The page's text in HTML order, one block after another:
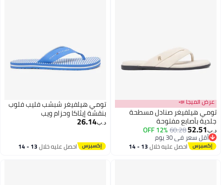
2
عرض الميجا 📣
تومي هيلفيغر صنادل مسطحة
جلدية بأصابع مفتوحة
د.ب‏52.51
60.28
12% OFF
أقل سعر في 30 يوم
أقل سعر في 30 يوماحصل عليه خلال 13 - 14
تومي هيلفيغر شبشب فليب فلوب
بنقشة إيثاكا وحزام ويب
د.ب‏26.14
احصل عليه خلال 13 - 14